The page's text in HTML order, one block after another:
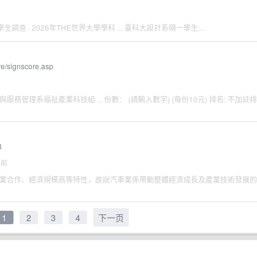
調查 · 2026年THE世界大學學科 ... 臺科大設計系碩一學生;...
signscore.asp
服務管理系福祉產業科技組 ... 份數： (請輸入數字) (每份10元) 排名: 不加註排
合作、經濟規模高等特性，故說汽車業係帶動整體經濟成長及產業技術發展的
1 2 3 4 下一页